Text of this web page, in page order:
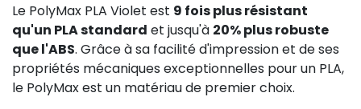
Le PolyMax PLA Violet est 9 fois plus résistant
qu'un PLA standard et jusqu'à 20% plus robuste
que l'ABS. Grâce à sa facilité d'impression et de ses
propriétés mécaniques exceptionnelles pour un PLA,
le PolyMax est un matériau de premier choix.